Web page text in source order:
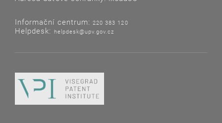
Informační centrum: 220 383 120
Helpdesk: helpdesk@upv.gov.cz